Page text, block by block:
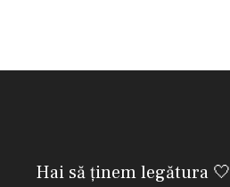
Hai să ținem legătura 🤍